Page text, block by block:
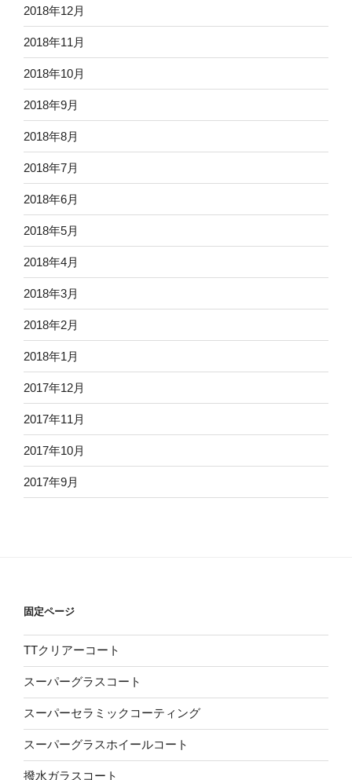
2018年12月
2018年11月
2018年10月
2018年9月
2018年8月
2018年7月
2018年6月
2018年5月
2018年4月
2018年3月
2018年2月
2018年1月
2017年12月
2017年11月
2017年10月
2017年9月
固定ページ
TTクリアーコート
スーパーグラスコート
スーパーセラミックコーティング
スーパーグラスホイールコート
撥水ガラスコート